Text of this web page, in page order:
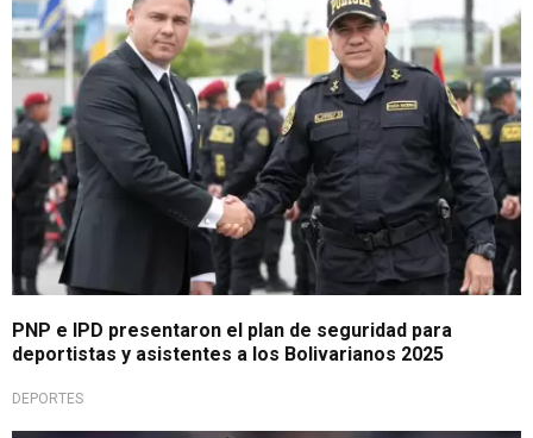
PNP e IPD presentaron el plan de seguridad para
deportistas y asistentes a los Bolivarianos 2025
DEPORTES